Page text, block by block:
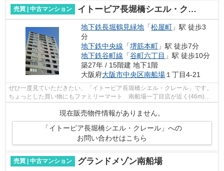
売買 | 中古マンション イトーピア長堀橋シエル・クレール
地下鉄長堀鶴見緑地 「松屋町 」駅 徒歩3
分
地下鉄中央線 「堺筋本町 」駅 徒歩7分
地下鉄谷町線 「谷町六丁目 」駅 徒歩10分
築27年 / 15階建 地下1階
大阪府大阪市中央区南船場 １丁目4-21
ぜひ一度見ていただきたい、「イトーピア長堀橋シエル・クレール」です。
ちょっとした買い物にもファミリーマート 南船場一丁目店が近く(46m)に
現在販売物件情報がありません。
「イトーピア長堀橋シエル・クレール」への
お問い合わせはこちら
売買 | 中古マンション グランドメゾン南船場